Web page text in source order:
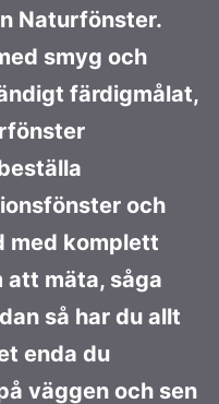
Naturfönster.
smyg och
färdigmålat,
och
med komplett
att mäta, såga
så har du allt
enda du
väggen och sen